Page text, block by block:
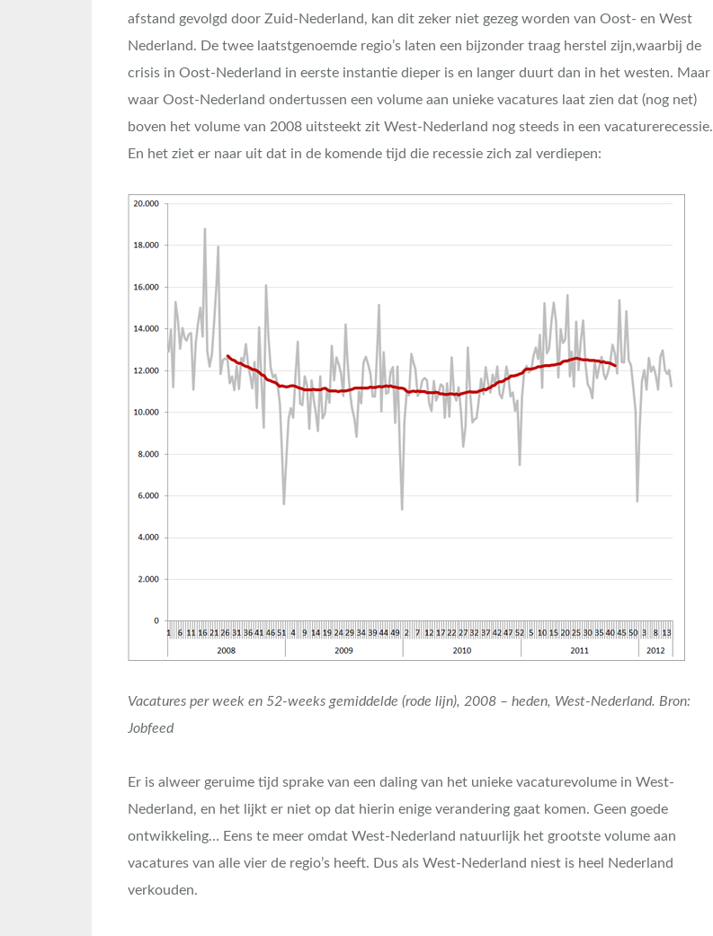
afstand gevolgd door Zuid-Nederland, kan dit zeker niet gezeg worden van Oost- en West
Nederland. De twee laatstgenoemde regio’s laten een bijzonder traag herstel zijn,waarbij de
crisis in Oost-Nederland in eerste instantie dieper is en langer duurt dan in het westen. Maar
waar Oost-Nederland ondertussen een volume aan unieke vacatures laat zien dat (nog net)
boven het volume van 2008 uitsteekt zit West-Nederland nog steeds in een vacaturerecessie.
En het ziet er naar uit dat in de komende tijd die recessie zich zal verdiepen:
Vacatures per week en 52-weeks gemiddelde (rode lijn), 2008 – heden, West-Nederland. Bron:
Jobfeed
Er is alweer geruime tijd sprake van een daling van het unieke vacaturevolume in West-
Nederland, en het lijkt er niet op dat hierin enige verandering gaat komen. Geen goede
ontwikkeling… Eens te meer omdat West-Nederland natuurlijk het grootste volume aan
vacatures van alle vier de regio’s heeft. Dus als West-Nederland niest is heel Nederland
verkouden.